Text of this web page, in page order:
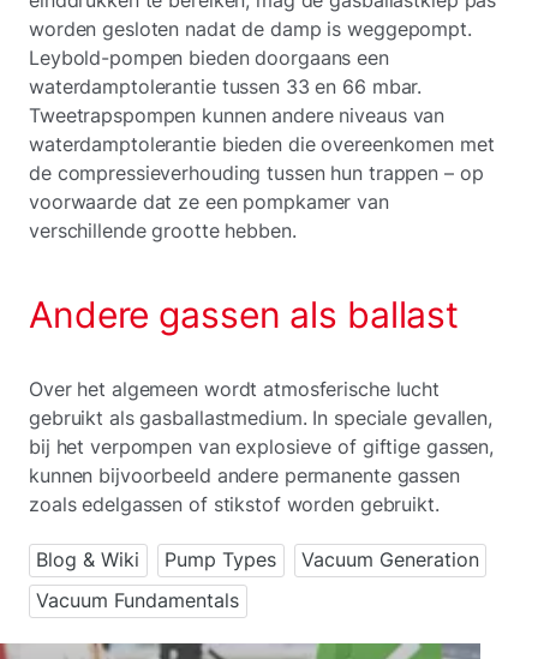
worden gesloten nadat de damp is weggepompt.
Leybold-pompen bieden doorgaans een
waterdamptolerantie tussen 33 en 66 mbar.
Tweetrapspompen kunnen andere niveaus van
waterdamptolerantie bieden die overeenkomen met
de compressieverhouding tussen hun trappen – op
voorwaarde dat ze een pompkamer van
verschillende grootte hebben.
Andere gassen als ballast
Over het algemeen wordt atmosferische lucht
gebruikt als gasballastmedium. In speciale gevallen,
bij het verpompen van explosieve of giftige gassen,
kunnen bijvoorbeeld andere permanente gassen
zoals edelgassen of stikstof worden gebruikt.
Blog & Wiki Pump Types
Vacuum Generation
Vacuum Fundamentals